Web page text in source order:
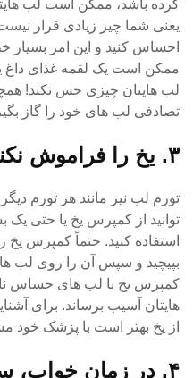
کرده باشد، ممکن است لب
یعنی شما چیز زیادی قرار
احساس کنید و این امر
ممکن است یک لقمه غذای داغ
لب هایتان چیزی حس نکند!
تصادفی لب های خود را گاز
۳. یخ را فراموش نکنید
تورم لب نیز مانند هر تورم
توانید از کمپرس یخ یا حتی
استفاده کنید. حتماً کمپرس یخ
بپیچید و سپس آن را روی لب
کمپرس یخ با لب های حساس
هایتان آسیب برساند. برای
از یخ بهتر است با پزشک خود
۴. در زمان خواب، سر خود را بالا بگیرید